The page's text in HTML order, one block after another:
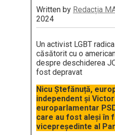
Written by Redacția
2024
Un activist LGBT
căsătorit cu o
despre deschiderea
fost depravat
Nicu Ștefănuță,
independent și
europarlamentar
care au fost aleși în
vicepreședinte al